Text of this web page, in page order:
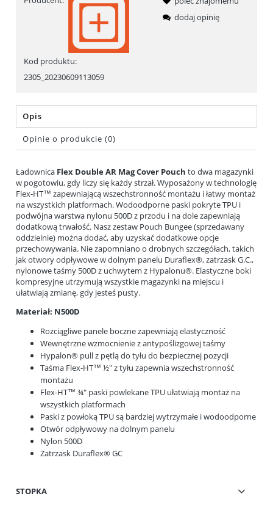
Kod produktu:
2305_20230609113059
dodaj opinię
Opis
Opinie o produkcie (0)
Ładownica Flex Double AR Mag Cover Pouch to dwa magazynki
w pogotowiu, gdy liczy się każdy strzał. Wyposażony w technologię
Flex-HT™ zapewniającą wszechstronność montażu i łatwy montaż
na wszystkich platformach. Wodoodporne paski pokryte TPU i
podwójna warstwa nylonu 500D z przodu i na dole zapewniają
dodatkową trwałość. Nasz zestaw Pouch Bungee (sprzedawany
oddzielnie) można dodać, aby uzyskać dodatkowe opcje
przechowywania. Nie zapomniano o drobnych szczegółach, takich
jak otwory odpływowe w dolnym panelu Duraflex®, zatrzask G.C.,
nylonowe taśmy 500D z uchwytem z Hypalonu®. Elastyczne boki
kompresyjne utrzymują wszystkie magazynki na miejscu i
ułatwiają zmianę, gdy jesteś pusty.
Materiał: N500D
Rozciągliwe panele boczne zapewniają elastyczność
Wewnętrzne wzmocnienie z antypoślizgowej taśmy
Hypalon® pull z pętlą do tyłu do bezpiecznej pozycji
Taśma Flex-HT™ ½" z tyłu zapewnia wszechstronność
montażu
Flex-HT™ ¾" paski powlekane TPU ułatwiają montaż na
wszystkich platformach
Paski z powłoką TPU są bardziej wytrzymałe i wodoodporne
Otwór odpływowy na dolnym panelu
Nylon 500D
Zatrzask Duraflex® GC
STOPKA